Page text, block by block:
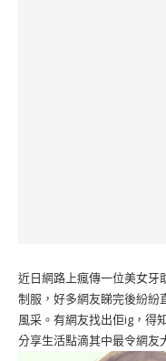
近日網路上瘋傳一位美女牙
制服，好多網友睇完後紛紛
風采。有網友找出佢ig，得
分享生活點滴其中最令網友